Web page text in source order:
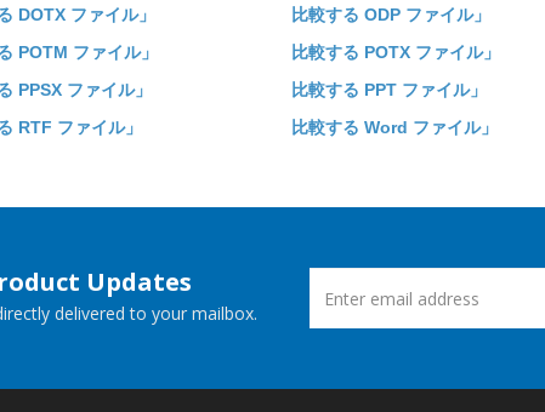
DOTX ファイル」 比較する ODP ファイル」
POTM ファイル」 比較する POTX ファイル」
PPSX ファイル」 比較する PPT ファイル」
RTF ファイル」 比較する Word ファイル」
Updates
delivered to your mailbox.